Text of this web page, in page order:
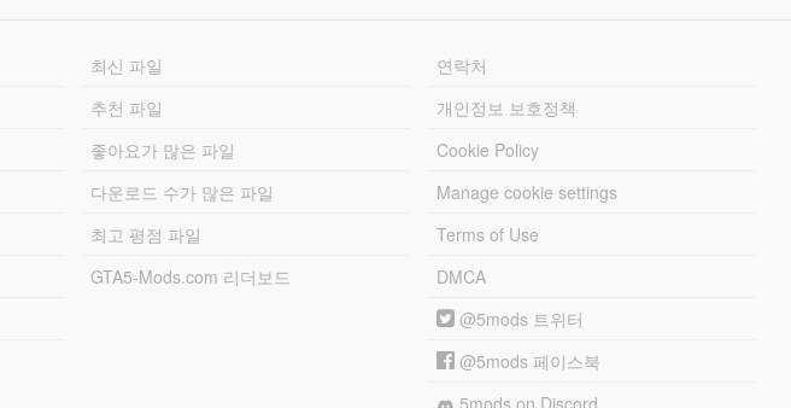
최신 파일
추천 파일
좋아요가 많은 파일
다운로드 수가 많은 파일
최고 평점 파일
GTA5-Mods.com 리더보드
연락처
개인정보 보호정책
Cookie Policy
Manage cookie settings
Terms of Use
DMCA
@5mods 트위터
@5mods 페이스북
5mods on Discord